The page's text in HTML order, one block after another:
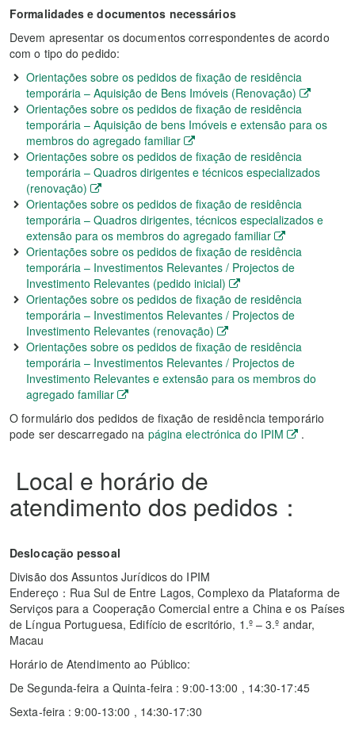
Formalidades e documentos necessários
Devem apresentar os documentos correspondentes de acordo
com o tipo do pedido:
Orientações sobre os pedidos de fixação de residência
temporária – Aquisição de Bens Imóveis (Renovação)
Orientações sobre os pedidos de fixação de residência
temporária – Aquisição de bens Imóveis e extensão para os
membros do agregado familiar
Orientações sobre os pedidos de fixação de residência
temporária – Quadros dirigentes e técnicos especializados
(renovação)
Orientações sobre os pedidos de fixação de residência
temporária – Quadros dirigentes, técnicos especializados e
extensão para os membros do agregado familiar
Orientações sobre os pedidos de fixação de residência
temporária – Investimentos Relevantes / Projectos de
Investimento Relevantes (pedido inicial)
Orientações sobre os pedidos de fixação de residência
temporária – Investimentos Relevantes / Projectos de
Investimento Relevantes (renovação)
Orientações sobre os pedidos de fixação de residência
temporária – Investimentos Relevantes / Projectos de
Investimento Relevantes e extensão para os membros do
agregado familiar
O formulário dos pedidos de fixação de residência temporário
pode ser descarregado na página electrónica do IPIM .
Local e horário de
atendimento dos pedidos：
Deslocação pessoal
Divisão dos Assuntos Jurídicos do IPIM
Endereço：Rua Sul de Entre Lagos, Complexo da Plataforma de
Serviços para a Cooperação Comercial entre a China e os Países
de Língua Portuguesa, Edifício de escritório, 1.º – 3.º andar,
Macau
Horário de Atendimento ao Público:
De Segunda-feira a Quinta-feira : 9:00-13:00 , 14:30-17:45
Sexta-feira : 9:00-13:00 , 14:30-17:30